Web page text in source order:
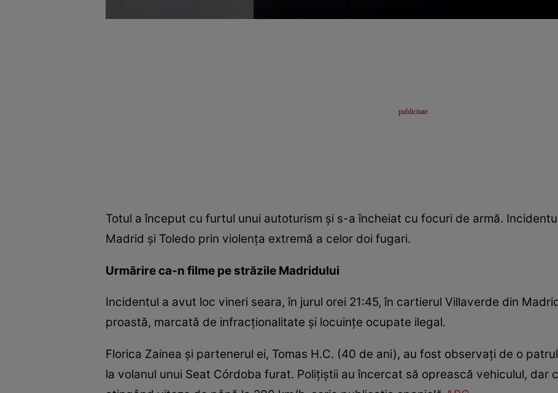
Totul a început cu furtul unui autoturism și s-a încheiat cu focuri de armă.
Madrid și Toledo prin violența extremă a celor doi fugari.
Urmărire ca-n filme pe străzile Madridului
Incidentul a avut loc vineri seara, în jurul orei 21:45, în cartierul Villaverde din
proastă, marcată de infracționalitate și locuințe ocupate ilegal.
Florica Zainea și partenerul ei, Tomas H.C. (40 de ani), au fost observați de o
la volanul unui Seat Córdoba furat. Polițiștii au încercat să oprească vehiculul, dar